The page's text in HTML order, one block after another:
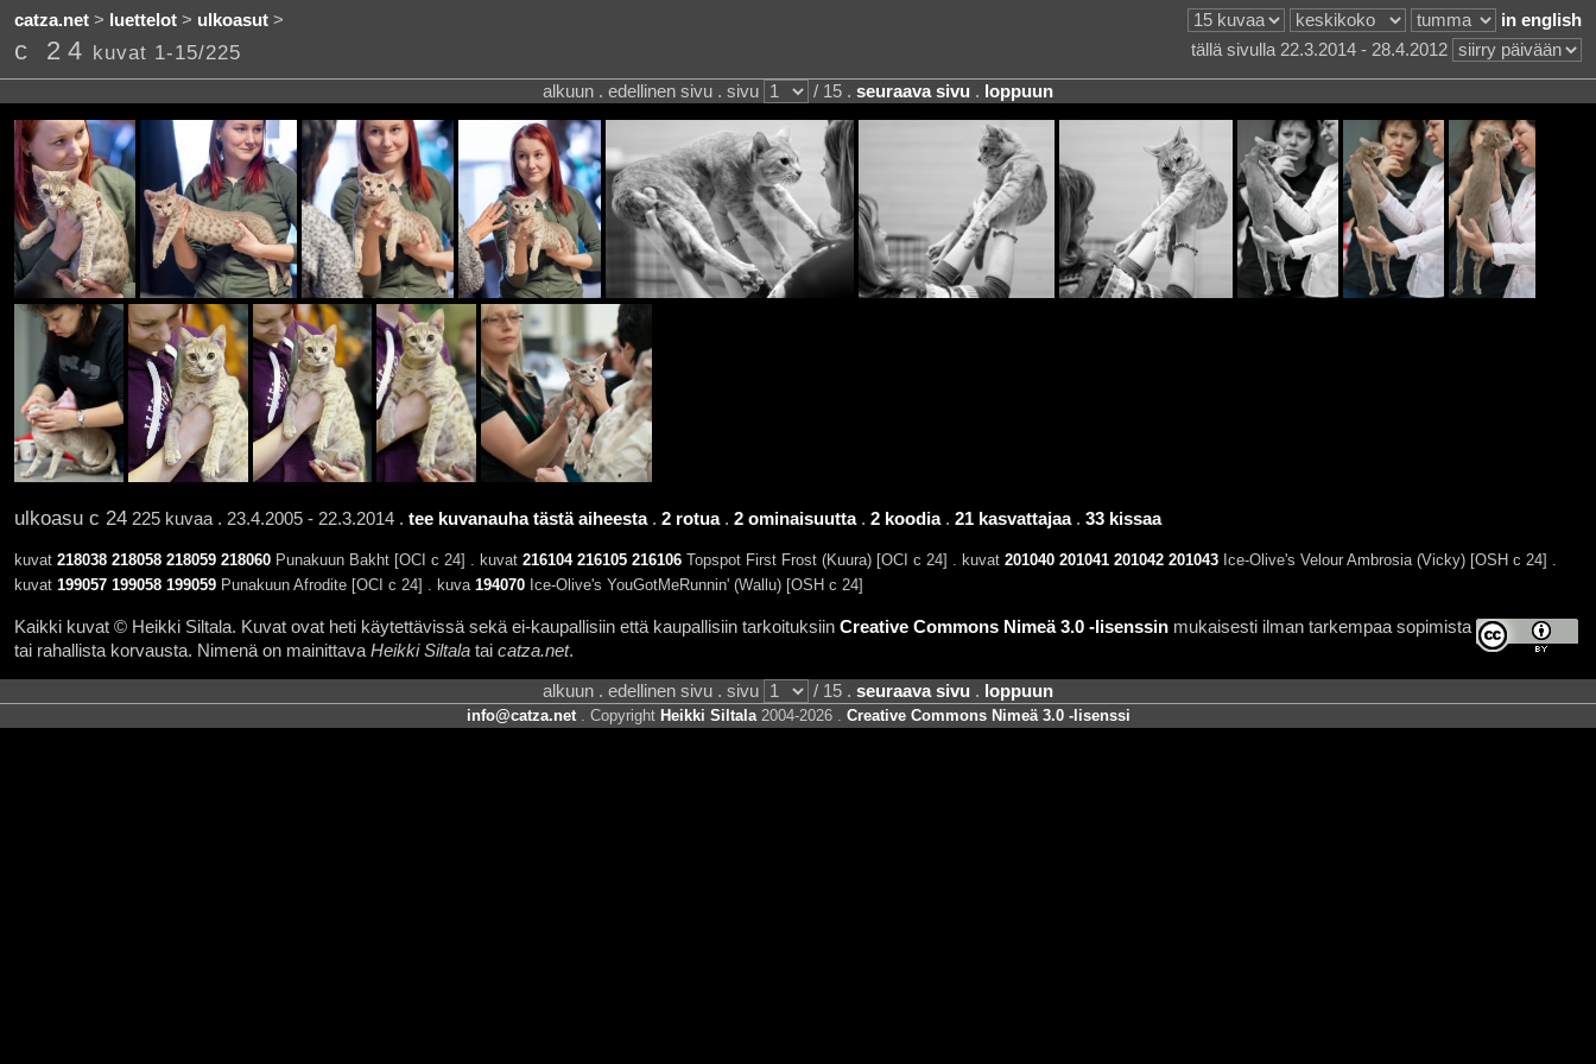
catza.net> luettelot> ulkoasut> in english
c 24 kuvat 1-15/225 tällä sivulla 22.3.2014 - 28.4.2012
alkuun . edellinen sivu . sivu / 15 . seuraava sivu . loppuun
ulkoasu c 24225 kuvaa . 23.4.2005 - 22.3.2014 . tee kuvanauha tästä aiheesta. 2 rotua. 2 ominaisuutta. 2 koodia. 21 kasvattajaa. 33 kissaa
kuvat 218038 218058 218059 218060Punakuun Bakht [OCI c 24] . kuvat 216104 216105 216106Topspot First Frost (Kuura) [OCI c 24] . kuvat 201040 201041 201042 201043Ice-Olive's Velour Ambrosia (Vicky) [OSH c 24] .
kuvat 199057 199058 199059Punakuun Afrodite [OCI c 24] . kuva 194070Ice-Olive's YouGotMeRunnin' (Wallu) [OSH c 24]
Kaikki kuvat © Heikki Siltala. Kuvat ovat heti käytettävissä sekä ei-kaupallisiin että kaupallisiin tarkoituksiin Creative Commons Nimeä 3.0 -lisenssinmukaisesti ilman tarkempaa sopimista
tai rahallista korvausta. Nimenä on mainittava Heikki Siltalatai catza.net.
alkuun . edellinen sivu . sivu / 15 . seuraava sivu . loppuun
info@catza.net. Copyright Heikki Siltala2004-2026 . Creative Commons Nimeä 3.0 -lisenssi